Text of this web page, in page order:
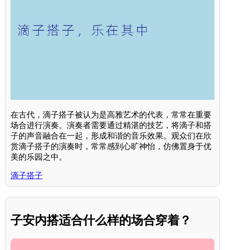
在古代，滴子搭子被认为是高雅艺术的代表，常常在重要
场合进行演奏。演奏者需要通过精湛的技艺，将滴子和搭
子的声音融合在一起，形成和谐的音乐效果。观众们在欣
赏滴子搭子的演奏时，常常感到心旷神怡，仿佛置身于优
美的乐园之中。
滴子搭子
子安内搭适合什么样的场合穿着？